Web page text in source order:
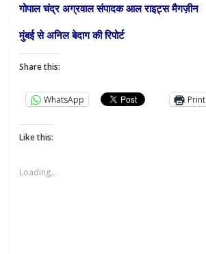
गोपाल चंद्र अग्रवाल संपादक आल राइट्स मैगज़ीन
मुंबई से अनिल बेदाग की रिपोर्ट
Share this:
WhatsApp Print
Like this:
Loading...